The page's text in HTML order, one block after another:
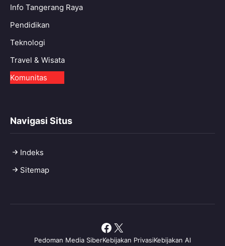
Info Tangerang Raya
Pendidikan
Teknologi
Travel & Wisata
Komunitas
Navigasi Situs
Indeks
Sitemap
Pedoman Media SiberKebijakan PrivasiKebijakan AI
Facebook
X